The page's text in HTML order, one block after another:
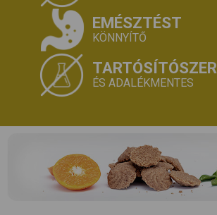
EMÉSZTÉST
KÖNNYÍTŐ
TARTÓSÍTÓSZER
ÉS ADALÉKMENTES